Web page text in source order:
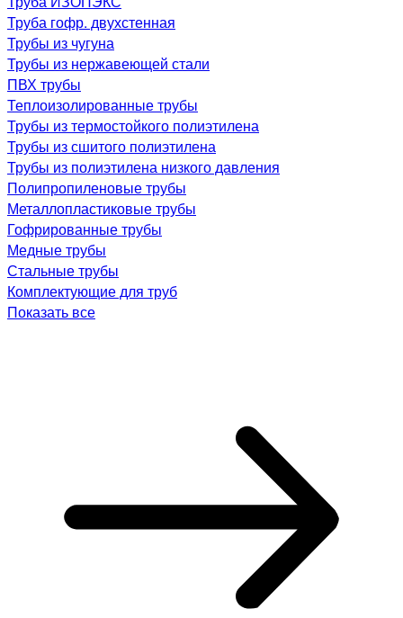
Труба гофр. двухстенная
Трубы из чугуна
Трубы из нержавеющей стали
ПВХ трубы
Теплоизолированные трубы
Трубы из термостойкого полиэтилена
Трубы из сшитого полиэтилена
Трубы из полиэтилена низкого давления
Полипропиленовые трубы
Металлопластиковые трубы
Гофрированные трубы
Медные трубы
Стальные трубы
Комплектующие для труб
Показать все